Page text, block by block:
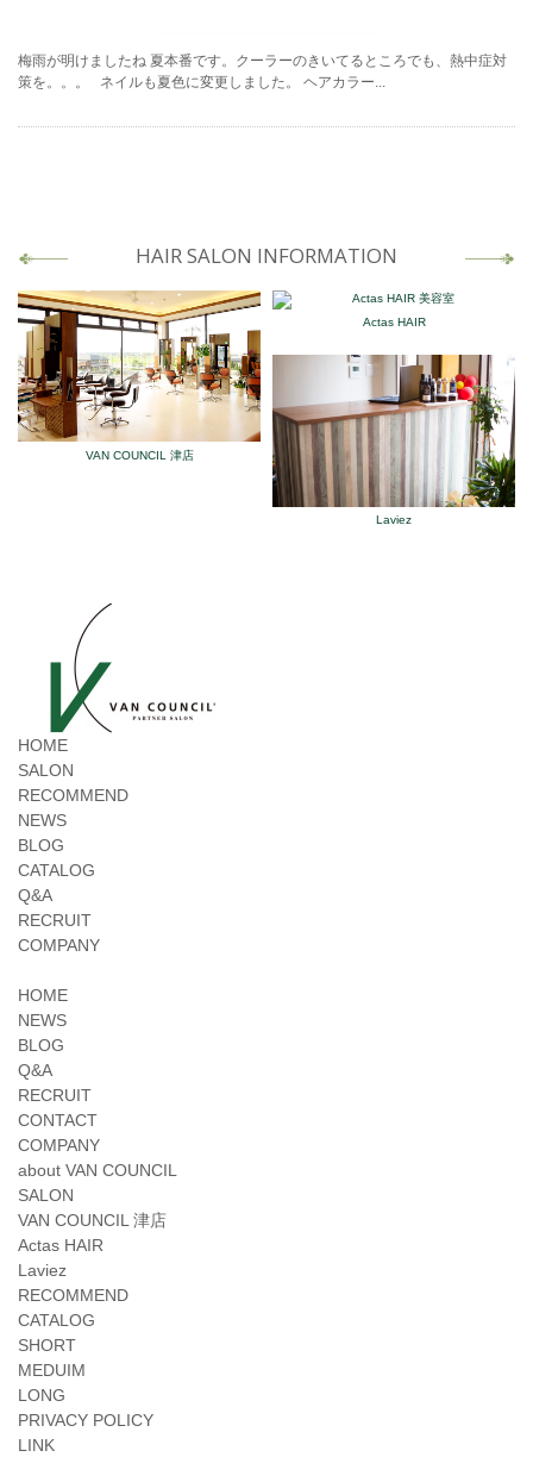
梅雨が明けましたね 夏本番です。クーラーのきいてるところでも、熱中症対
策を。。。 ネイルも夏色に変更しました。 ヘアカラー...
HAIR SALON INFORMATION
VAN COUNCIL 津店
Actas HAIR
Laviez
HOME
SALON
RECOMMEND
NEWS
BLOG
CATALOG
Q&A
RECRUIT
COMPANY
HOME
NEWS
BLOG
Q&A
RECRUIT
CONTACT
COMPANY
about VAN COUNCIL
SALON
VAN COUNCIL 津店
Actas HAIR
Laviez
RECOMMEND
CATALOG
SHORT
MEDUIM
LONG
PRIVACY POLICY
LINK